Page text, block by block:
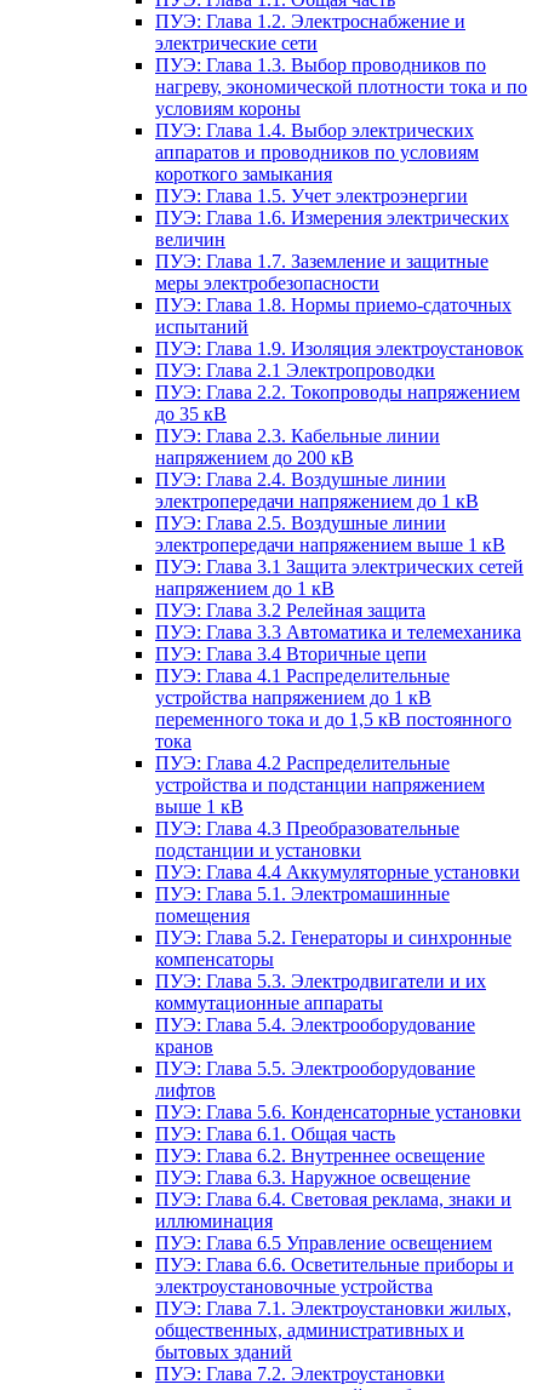
ПУЭ: Глава 1.2. Электроснабжение и
электрические сети
ПУЭ: Глава 1.3. Выбор проводников по
нагреву, экономической плотности тока и по
условиям короны
ПУЭ: Глава 1.4. Выбор электрических
аппаратов и проводников по условиям
короткого замыкания
ПУЭ: Глава 1.5. Учет электроэнергии
ПУЭ: Глава 1.6. Измерения электрических
величин
ПУЭ: Глава 1.7. Заземление и защитные
меры электробезопасности
ПУЭ: Глава 1.8. Нормы приемо-сдаточных
испытаний
ПУЭ: Глава 1.9. Изоляция электроустановок
ПУЭ: Глава 2.1 Электропроводки
ПУЭ: Глава 2.2. Токопроводы напряжением
до 35 кВ
ПУЭ: Глава 2.3. Кабельные линии
напряжением до 200 кВ
ПУЭ: Глава 2.4. Воздушные линии
электропередачи напряжением до 1 кВ
ПУЭ: Глава 2.5. Воздушные линии
электропередачи напряжением выше 1 кВ
ПУЭ: Глава 3.1 Защита электрических сетей
напряжением до 1 кВ
ПУЭ: Глава 3.2 Релейная защита
ПУЭ: Глава 3.3 Автоматика и телемеханика
ПУЭ: Глава 3.4 Вторичные цепи
ПУЭ: Глава 4.1 Распределительные
устройства напряжением до 1 кВ
переменного тока и до 1,5 кВ постоянного
тока
ПУЭ: Глава 4.2 Распределительные
устройства и подстанции напряжением
выше 1 кВ
ПУЭ: Глава 4.3 Преобразовательные
подстанции и установки
ПУЭ: Глава 4.4 Аккумуляторные установки
ПУЭ: Глава 5.1. Электромашинные
помещения
ПУЭ: Глава 5.2. Генераторы и синхронные
компенсаторы
ПУЭ: Глава 5.3. Электродвигатели и их
коммутационные аппараты
ПУЭ: Глава 5.4. Электрооборудование
кранов
ПУЭ: Глава 5.5. Электрооборудование
лифтов
ПУЭ: Глава 5.6. Конденсаторные установки
ПУЭ: Глава 6.1. Общая часть
ПУЭ: Глава 6.2. Внутреннее освещение
ПУЭ: Глава 6.3. Наружное освещение
ПУЭ: Глава 6.4. Световая реклама, знаки и
иллюминация
ПУЭ: Глава 6.5 Управление освещением
ПУЭ: Глава 6.6. Осветительные приборы и
электроустановочные устройства
ПУЭ: Глава 7.1. Электроустановки жилых,
общественных, административных и
бытовых зданий
ПУЭ: Глава 7.2. Электроустановки